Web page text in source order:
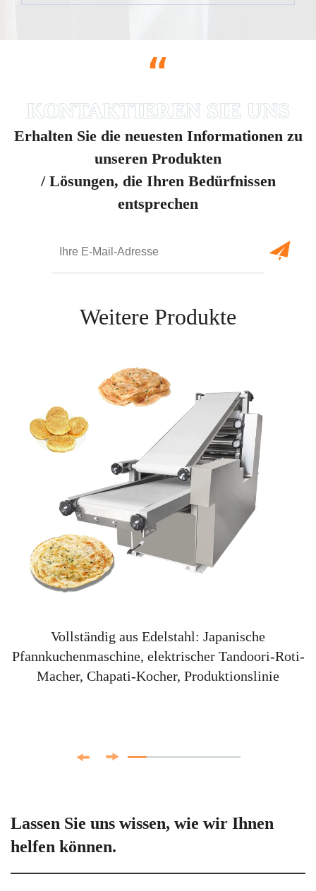
“
Erhalten Sie die neuesten Informationen zu
unseren Produkten
/ Lösungen, die Ihren Bedürfnissen
entsprechen
Weitere Produkte
Vollständig aus Edelstahl: Japanische
Pfannkuchenmaschine, elektrischer Tandoori-Roti-
Macher, Chapati-Kocher, Produktionslinie
Lassen Sie uns wissen, wie wir Ihnen
helfen können.